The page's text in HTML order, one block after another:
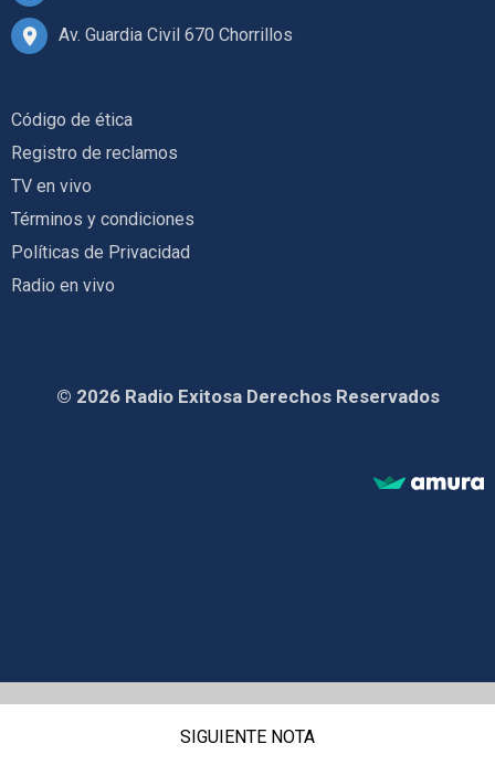
Av. Guardia Civil 670 Chorrillos
Código de ética
Registro de reclamos
TV en vivo
Términos y condiciones
Políticas de Privacidad
Radio en vivo
© 2026 Radio Exitosa Derechos Reservados
SIGUIENTE NOTA